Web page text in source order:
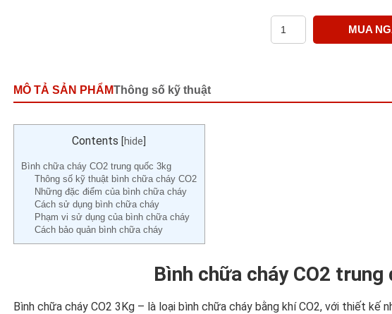
MUA
MÔ TẢ SẢN PHẨMThông số kỹ thuật
Contents [hide
Bình chữa cháy CO2 trung quốc 3kg
Thông số kỹ thuật bình chữa cháy CO2
Những đặc điểm của bình chữa cháy
Cách sử dụng bình chữa cháy
Phạm vi sử dụng của bình chữa cháy
Cách bảo quản bình chữa cháy
Bình chữa cháy CO2 trung
Bình chữa cháy CO2 3Kg – là loại bình chữa cháy bằng khí CO2, với thiết kế